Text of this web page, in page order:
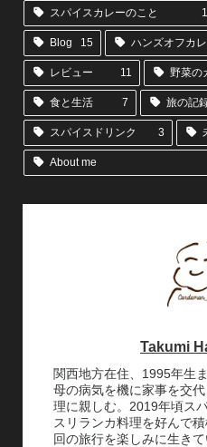
スパイスカレーのこと
Blog 15 ハンズオフカ
レビュー 11 野菜の
食と生活 7 旅の記
スパイスドリンク 3
About me
Takumi
関西地方在住、1995年生
母の病気を機に家事を交
理に親しむ。2019年頃ス
スリランカ料理を好んで
回の旅行を楽しみに生きて